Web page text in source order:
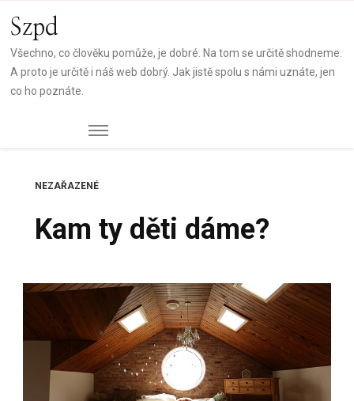
Szpd
Všechno, co člověku pomůže, je dobré. Na tom se určitě shodneme.
A proto je určitě i náš web dobrý. Jak jistě spolu s námi uznáte, jen
co ho poznáte.
NEZAŘAZENÉ
Kam ty děti dáme?